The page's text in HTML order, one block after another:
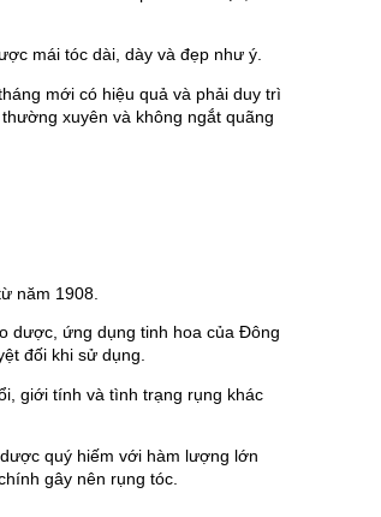
mái tóc dài, dày và đẹp như ý.
mới có hiệu quả và phải duy trì
xuyên và không ngắt quãng
năm 1908.
dược, ứng dụng tinh hoa của Đông
đối khi sử dụng.
giới tính và tình trạng rụng khác
quý hiếm với hàm lượng lớn
gây nên rụng tóc.